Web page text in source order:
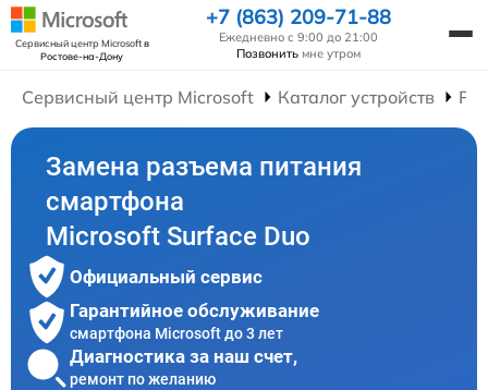
Сервисный центр Microsoftв
Ростове-на-Дону
+7 (863) 209-71-88
Ежедневно с 9:00 до 21:00
Позвонить мне утром
Сервисный центр Microsoft Каталог устройств
Замена разъема питания
смартфона
Microsoft Surface Duo
Официальный сервис
Гарантийное обслуживание
смартфона Microsoft до 3 лет
Диагностика за наш счет,
ремонт по желанию